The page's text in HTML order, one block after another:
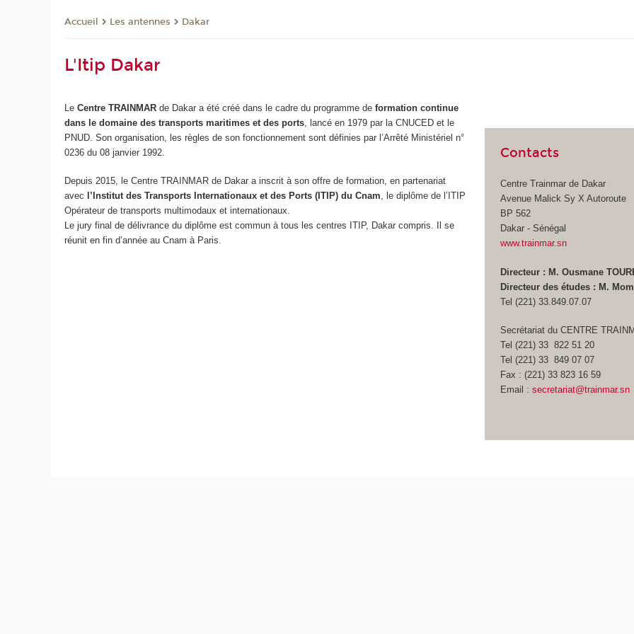
Accueil Les antennes Dakar
L'Itip Dakar
LeCentre TRAINMARde Dakar a été créé dans le cadre du programme deformation continue
dans le domaine des transports maritimes et des ports , lancé en 1979 par la CNUCED et le
PNUD. Son organisation, les règles de son fonctionnement sont définies par l’Arrêté Ministériel n°
0236 du 08 janvier 1992.
Depuis 2015, le Centre TRAINMAR de Dakar a inscrit à son offre de formation, en partenariat
avec
l’Institut des Transports Internationaux et des Ports (ITIP) du Cnam, le diplôme de l’ITIP
Opérateur de transports multimodaux et internationaux.
Le jury final de délivrance du diplôme est commun à tous les centres ITIP, Dakar compris. Il se
réunit en fin d’année au Cnam à Paris.
Contacts
Centre Trainmar de Dakar
Avenue Malick Sy X Autoroute
BP 562
Dakar - Sénégal
www.trainmar.sn
Directeur : M. Ousmane
Directeur des études : M.
Tel (221) 33.849.07.07
Secrétariat du CENTRE
Tel (221) 33 822 51 20
Tel (221) 33 849 07 07
Fax : (221) 33 823 16 59
Email :secretariat@trainmar.sn